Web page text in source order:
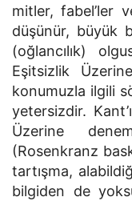
mitler, fabel’ler
düşünür, büyük
(oğlancılık)
Eşitsizlik
konumuzla ilgili
yetersizdir.
Üzerine
(Rosenkranz
tartışma,
bilgiden de